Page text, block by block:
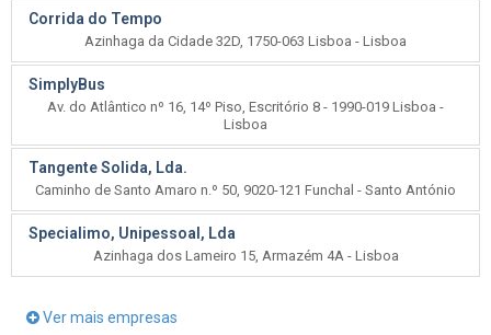
Corrida do Tempo
Azinhaga da Cidade 32D, 1750-063 Lisboa - Lisboa
SimplyBus
Av. do Atlântico nº 16, 14º Piso, Escritório 8 - 1990-019 Lisboa -
Lisboa
Tangente Solida, Lda.
Caminho de Santo Amaro n.º 50, 9020-121 Funchal - Santo António
Specialimo, Unipessoal, Lda
Azinhaga dos Lameiro 15, Armazém 4A - Lisboa
Ver mais empresas